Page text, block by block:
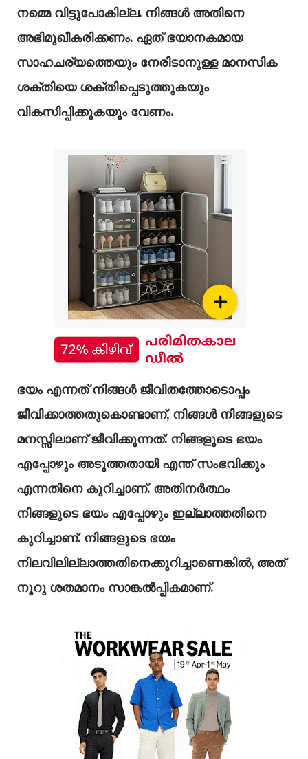
നമ്മെ വിട്ടുപോകില്ല. നിങ്ങൾ അതിനെ
അഭിമുഖീകരിക്കണം. ഏത് ഭയാനകമായ
സാഹചര്യത്തെയും നേരിടാനുള്ള മാനസിക
ശക്തിയെ ശക്തിപ്പെടുത്തുകയും
വികസിപ്പിക്കുകയും വേണം.
ഭയം എന്നത് നിങ്ങൾ ജീവിതത്തോടൊപ്പം
ജീവിക്കാത്തതുകൊണ്ടാണ്, നിങ്ങൾ നിങ്ങളുടെ
മനസ്സിലാണ് ജീവിക്കുന്നത്. നിങ്ങളുടെ ഭയം
എപ്പോഴും അടുത്തതായി എന്ത് സംഭവിക്കും
എന്നതിനെ കുറിച്ചാണ്. അതിനർത്ഥം
നിങ്ങളുടെ ഭയം എപ്പോഴും ഇല്ലാത്തതിനെ
കുറിച്ചാണ്. നിങ്ങളുടെ ഭയം
നിലവിലില്ലാത്തതിനെക്കുറിച്ചാണെങ്കിൽ, അത്
നൂറു ശതമാനം സാങ്കൽപ്പികമാണ്.